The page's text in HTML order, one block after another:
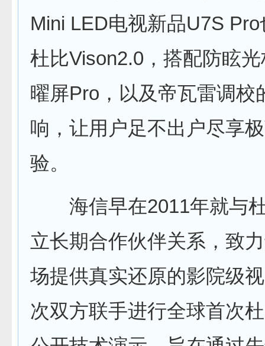
Mini LED电视新品U7S
杜比Vison2.0，搭配防眩
曜屏Pro，以及帝瓦雷调校
响，让用户足不出户尽享
验。
海信早在2011年就与
立长期合作伙伴关系，致
场提供真实还原的影院级
次双方联手进行全球首次